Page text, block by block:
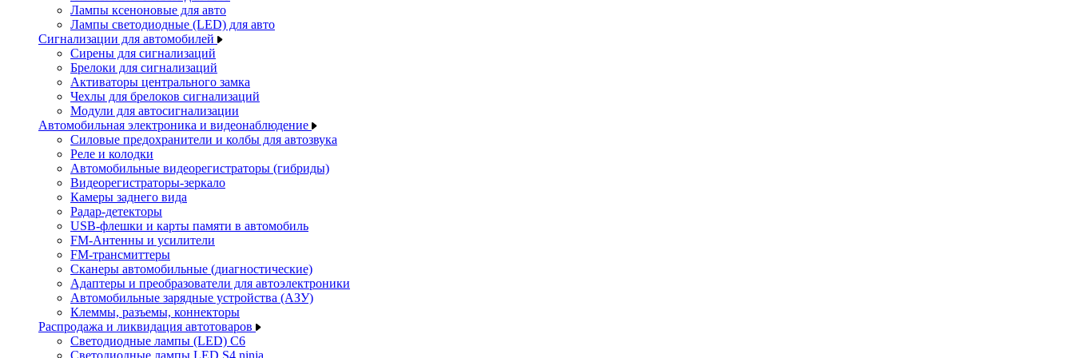
Лампы ксеноновые для авто
Лампы светодиодные (LED) для авто
Сигнализации для автомобилей
Сирены для сигнализаций
Брелоки для сигнализаций
Активаторы центрального замка
Чехлы для брелоков сигнализаций
Модули для автосигнализации
Автомобильная электроника и видеонаблюдение
Силовые предохранители и колбы для автозвука
Реле и колодки
Автомобильные видеорегистраторы (гибриды)
Видеорегистраторы-зеркало
Камеры заднего вида
Радар-детекторы
USB-флешки и карты памяти в автомобиль
FM-Антенны и усилители
FM-трансмиттеры
Сканеры автомобильные (диагностические)
Адаптеры и преобразователи для автоэлектроники
Автомобильные зарядные устройства (АЗУ)
Клеммы, разъемы, коннекторы
Распродажа и ликвидация автотоваров
Светодиодные лампы (LED) C6
Светодиодные лампы LED S4 ninja